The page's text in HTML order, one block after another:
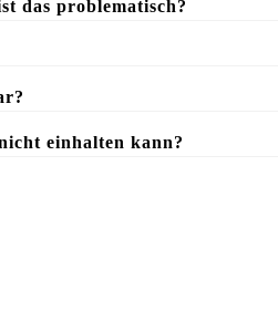
das problematisch?
einhalten kann?